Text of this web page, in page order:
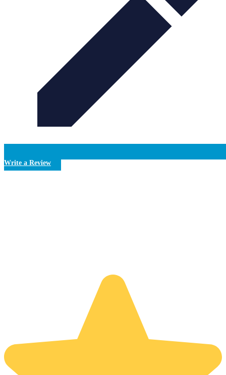
Write a Review